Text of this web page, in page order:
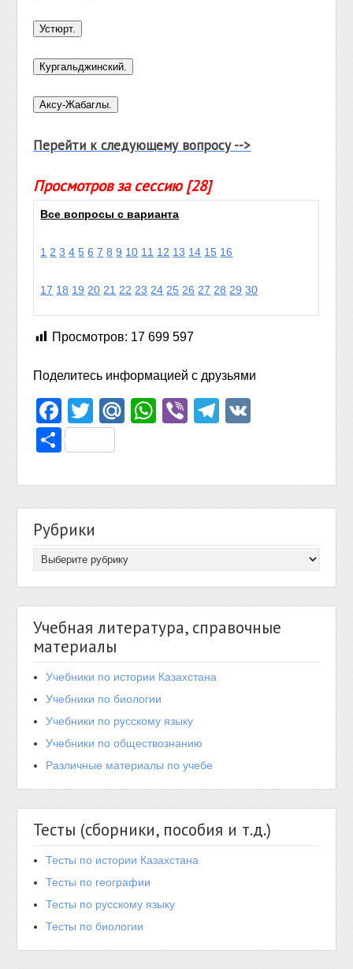
Перейти к следующему вопросу -->
Просмотров за сессию [28]
Все вопросы с варианта
1 2 3 4 5 6 7 8 9 10 11 12 13 14 15 16
17 18 19 20 21 22 23 24 25 26 27 28 29 30
Просмотров: 17 699 597
Поделитесь информацией с друзьями
Facebook
TwitterMail.Ru
WhatsApp
ViberTelegram
Отправить
Рубрики
Учебная литература, справочные
материалы
Учебники по истории Казахстана
Учебники по биологии
Учебники по русскому языку
Учебники по обществознанию
Различные материалы по учебе
Тесты (сборники, пособия и т.д.)
Тесты по истории Казахстана
Тесты по географии
Тесты по русскому языку
Тесты по биологии